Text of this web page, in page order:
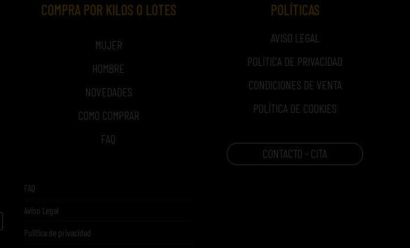
COMPRA POR KILOS O LOTES
MUJER
HOMBRE
NOVEDADES
COMO COMPRAR
FAQ
POLÍTICAS
AVISO LEGAL
POLÍTICA DE PRIVACIDAD
CONDICIONES DE VENTA
POLÍTICA DE COOKIES
CONTACTO - CITA
FAQ
Aviso Legal
Politica de privacidad